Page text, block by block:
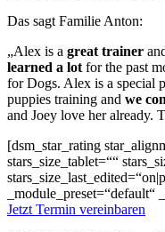
Das sagt Familie Anton:
„Alex is a great trainer
learned a lot for the past
for Dogs. Alex is a special
puppies training and we
and Joey love her already.
[dsm_star_rating
stars_size_tablet=““
_module_preset=“default“
Jetzt Termin vereinbaren